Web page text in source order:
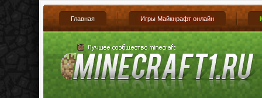
Главная Игры Майкнрафт онлайн